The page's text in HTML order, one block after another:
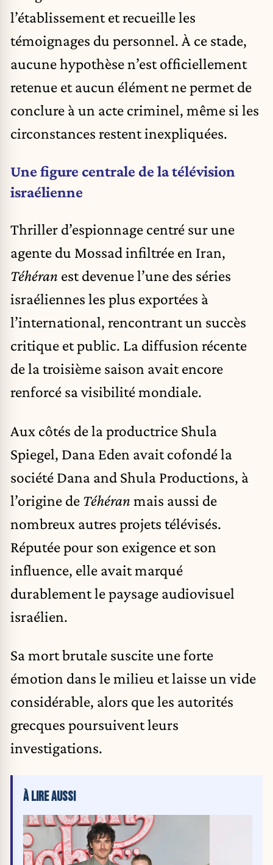
l’établissement et recueille les
témoignages du personnel. À ce stade,
aucune hypothèse n’est officiellement
retenue et aucun élément ne permet de
conclure à un acte criminel, même si les
circonstances restent inexpliquées.
Une figure centrale de la télévision
israélienne
Thriller d’espionnage centré sur une
agente du Mossad infiltrée en Iran,
Téhéran est devenue l’une des séries
israéliennes les plus exportées à
l’international, rencontrant un succès
critique et public. La diffusion récente
de la troisième saison avait encore
renforcé sa visibilité mondiale.
Aux côtés de la productrice Shula
Spiegel, Dana Eden avait cofondé la
société Dana and Shula Productions, à
l’origine de Téhéran mais aussi de
nombreux autres projets télévisés.
Réputée pour son exigence et son
influence, elle avait marqué
durablement le paysage audiovisuel
israélien.
Sa mort brutale suscite une forte
émotion dans le milieu et laisse un vide
considérable, alors que les autorités
grecques poursuivent leurs
investigations.
À LIRE AUSSI